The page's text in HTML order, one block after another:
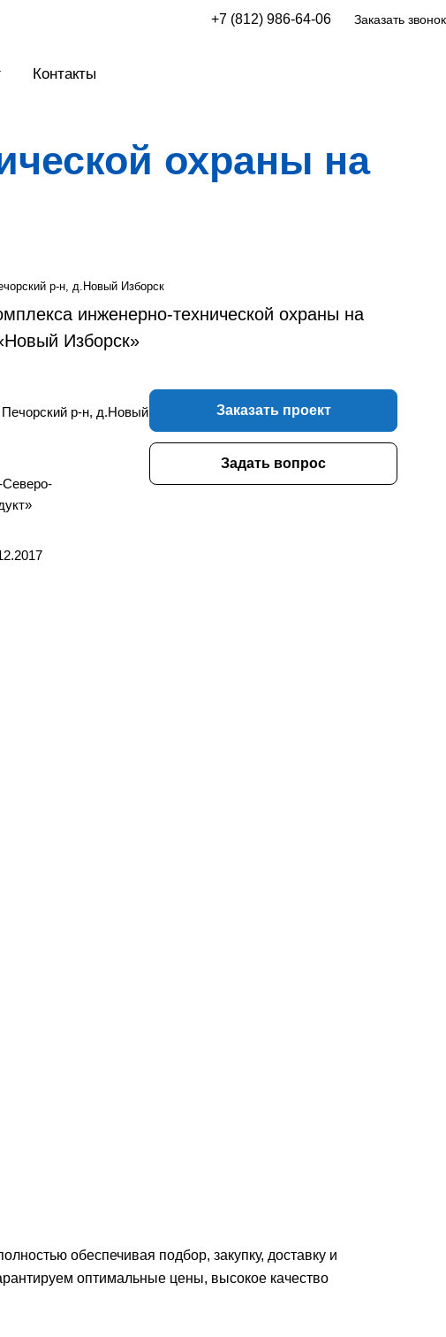
+7 (812) 986-64-06 Заказать звонок
Контакты
охраны на
р-н, д.Новый Изборск
инженерно-технической охраны на
Изборск»
р-н, д.Новый
Заказать проект
Задать вопрос
обеспечивая подбор, закупку, доставку и
оптимальные цены, высокое качество